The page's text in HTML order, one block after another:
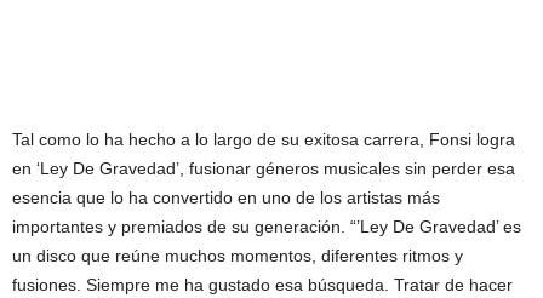
Tal como lo ha hecho a lo largo de su exitosa carrera, Fonsi logra
en ‘Ley De Gravedad’, fusionar géneros musicales sin perder esa
esencia que lo ha convertido en uno de los artistas más
importantes y premiados de su generación. “’Ley De Gravedad’ es
un disco que reúne muchos momentos, diferentes ritmos y
fusiones. Siempre me ha gustado esa búsqueda. Tratar de hacer